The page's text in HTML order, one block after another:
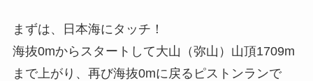
まずは、日本海にタッチ！
海抜0mからスタートして大山（弥山）山頂1709m
まで上がり、再び海抜0mに戻るピストンランで